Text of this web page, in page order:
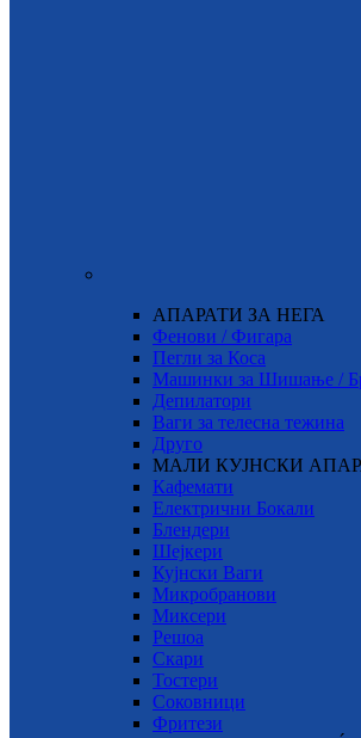
АПАРАТИ ЗА НЕГА
Фенови / Фигара
Пегли за Коса
Машинки за Шишање /
Депилатори
Ваги за телесна тежина
Друго
МАЛИ КУЈНСКИ
Кафемати
Електрични Бокали
Блендери
Шејкери
Кујнски Ваги
Микробранови
Миксери
Решоа
Скари
Тостери
Соковници
Фритези